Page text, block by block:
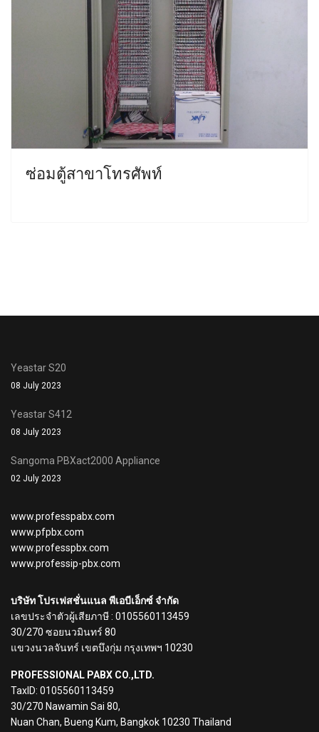
ซ่อมตู้สาขาโทรศัพท์
Yeastar S20
08 July 2023
Yeastar S412
08 July 2023
Sangoma PBXact2000 Appliance
02 July 2023
www.professpabx.com
www.pfpbx.com
www.professpbx.com
www.professip-pbx.com
บริษัท โปรเฟสชั่นแนล พีเอบีเอ็กซ์ จำกัด
เลขประจำตัวผู้เสียภาษี : 0105560113459
30/270 ซอยนวมินทร์ 80
แขวงนวลจันทร์ เขตบึงกุ่ม กรุงเทพฯ 10230
PROFESSIONAL PABX CO.,LTD.
TaxID: 0105560113459
30/270 Nawamin Sai 80,
Nuan Chan, Bueng Kum, Bangkok 10230 Thailand